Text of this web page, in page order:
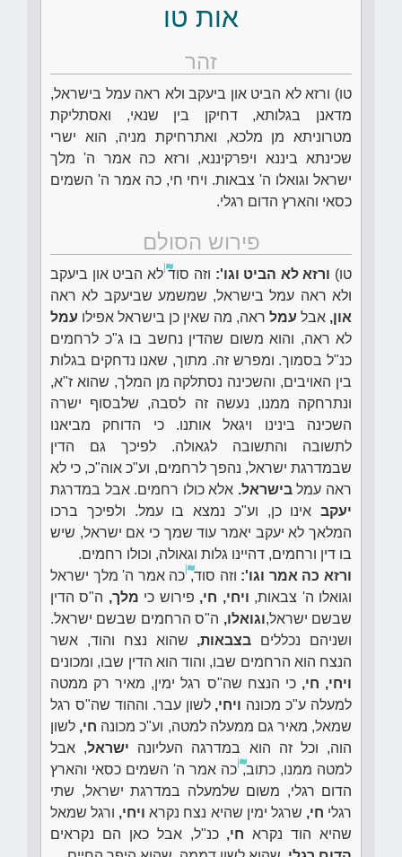
אות טו
זהר
טו) ורזא לא הביט און ביעקב ולא ראה עמל בישראל,
מדאנן בגלותא, דחיקן בין שנאי, ואסתליקת
מטרוניתא מן מלכא, ואתרחיקת מניה, הוא ישרי
שכינתא ביננא ויפרקיננא, ורזא כה אמר ה' מלך
ישראל וגואלו ה' צבאות. ויחי חי, כה אמר ה' השמים
כסאי והארץ הדום רגלי.
פירוש הסולם
טו) ורזא לא הביט וגו': וזה סודלא הביט און ביעקב
ולא ראה עמל בישראל, שמשמע שביעקב לא ראה
און, אבל עמל ראה, מה שאין כן בישראל אפילו עמל
לא ראה, והוא משום שהדין נחשב בו ג"כ לרחמים
כנ"ל בסמוך. ומפרש זה. מתוך, שאנו נדחקים בגלות
בין האויבים, והשכינה נסתלקה מן המלך, שהוא ז"א,
ונתרחקה ממנו, נעשה זה לסבה, שלבסוף ישרה
השכינה בינינו ויגאל אותנו. כי הדוחק מביאנו
לתשובה והתשובה לגאולה. לפיכך גם הדין
שבמדרגת ישראל, נהפך לרחמים, וע"כ אוה"כ, כי לא
ראה עמלבישראל. אלא כולו רחמים. אבל במדרגת
יעקב אינו כן, וע"כ נמצא בו עמל. ולפיכך ברכו
המלאך לא יעקב יאמר עוד שמך כי אם ישראל, שיש
בו דין ורחמים, דהיינו גלות וגאולה, וכולו רחמים.
ורזא כה אמר וגו': וזה סוד,כה אמר ה' מלך ישראל
וגואלו ה' צבאות, ויחי, חי, פירוש כי מלך, ה"ס הדין
שבשם ישראל,וגואלו, ה"ס הרחמים שבשם ישראל.
ושניהם נכללים בצבאות, שהוא נצח והוד, אשר
הנצח הוא הרחמים שבו, והוד הוא הדין שבו, ומכונים
ויחי, חי, כי הנצח שה"ס רגל ימין, מאיר רק ממטה
למעלה ע"כ מכונה ויחי, לשון עבר. וההוד שה"ס רגל
שמאל, מאיר גם ממעלה למטה, וע"כ מכונה חי, לשון
הוה, וכל זה הוא במדרגה העליונה ישראל, אבל
למטה ממנו, כתוב,כה אמר ה' השמים כסאי והארץ
הדום רגלי, משום שלמעלה במדרגת ישראל, שתי
רגלי חי, שרגל ימין שהיא נצח נקרא ויחי, ורגל שמאל
שהיא הוד נקרא חי, כנ"ל, אבל כאן הם נקראים